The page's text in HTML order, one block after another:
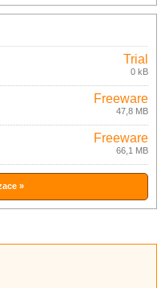
Trial
0 kB
Freeware
47,8 MB
Freeware
66,1 MB
»